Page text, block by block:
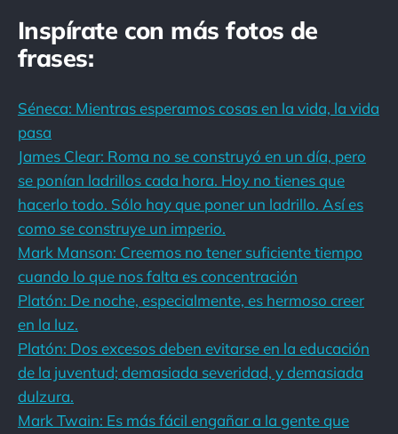
Inspírate con más fotos de
frases:
Séneca: Mientras esperamos cosas en la vida, la vida
pasa
James Clear: Roma no se construyó en un día, pero
se ponían ladrillos cada hora. Hoy no tienes que
hacerlo todo. Sólo hay que poner un ladrillo. Así es
como se construye un imperio.
Mark Manson: Creemos no tener suficiente tiempo
cuando lo que nos falta es concentración
Platón: De noche, especialmente, es hermoso creer
en la luz.
Platón: Dos excesos deben evitarse en la educación
de la juventud; demasiada severidad, y demasiada
dulzura.
Mark Twain: Es más fácil engañar a la gente que